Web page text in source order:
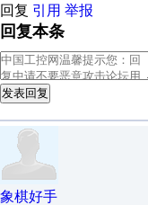
回复 引用 举报
回复本条
发表回复
象棋好手